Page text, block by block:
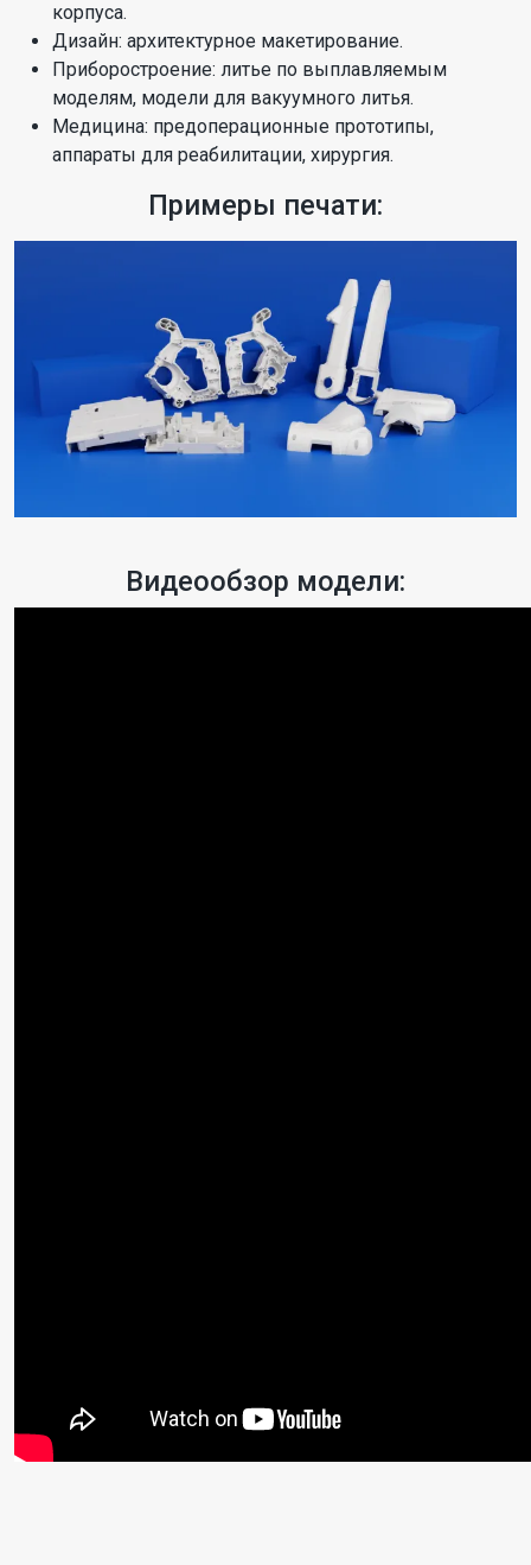
корпуса.
Дизайн: архитектурное макетирование.
Приборостроение: литье по выплавляемым
моделям, модели для вакуумного литья.
Медицина: предоперационные прототипы,
аппараты для реабилитации, хирургия.
Примеры печати:
Видеообзор модели: